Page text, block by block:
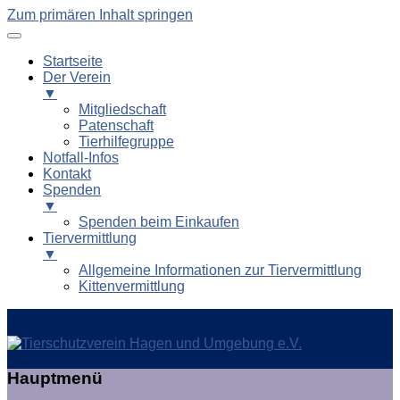
Zum primären Inhalt springen
Startseite
Der Verein
▼
Mitgliedschaft
Patenschaft
Tierhilfegruppe
Notfall-Infos
Kontakt
Spenden
▼
Spenden beim Einkaufen
Tiervermittlung
▼
Allgemeine Informationen zur Tiervermittlung
Kittenvermittlung
Tierschutzverein Hagen und
Hauptmenü